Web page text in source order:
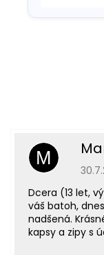
M
Dcera (13 let,
váš batoh,
nadšená.
kapsy a zipy s